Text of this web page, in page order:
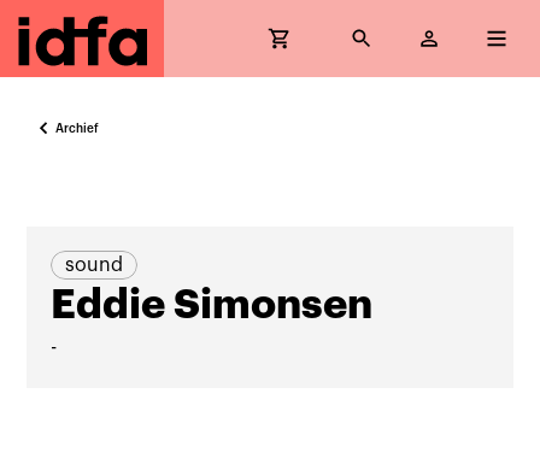
Archief
sound
Eddie Simonsen
-